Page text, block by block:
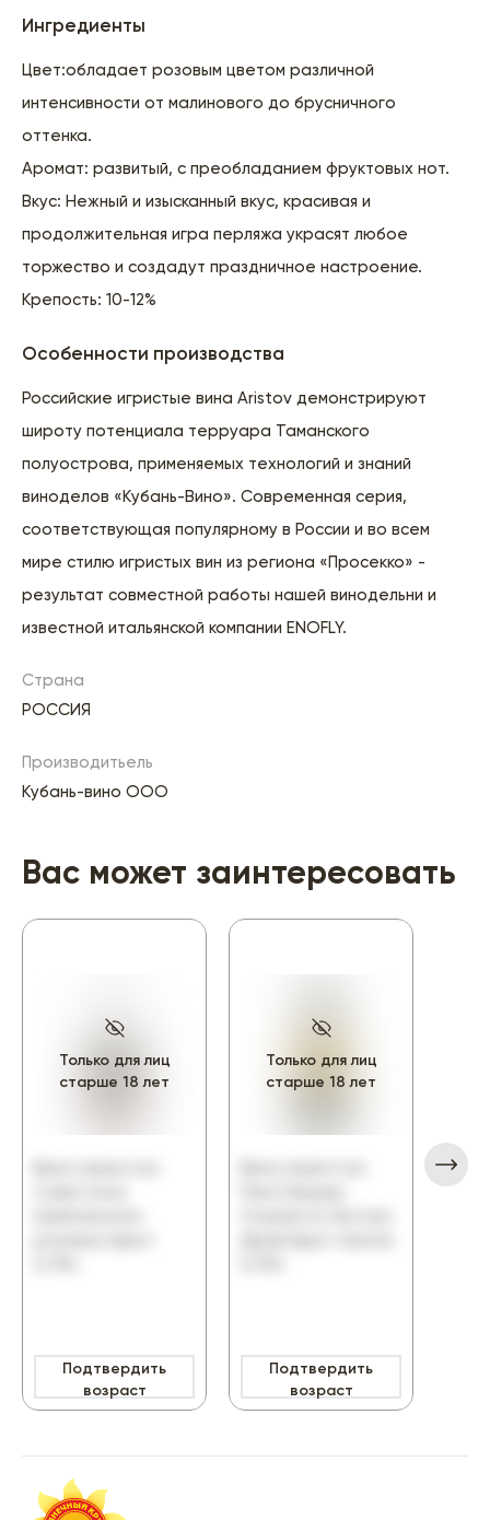
Ингредиенты
Цвет:обладает розовым цветом различной
интенсивности от малинового до брусничного
оттенка.
Аромат: развитый, с преобладанием фруктовых нот.
Вкус: Нежный и изысканный вкус, красивая и
продолжительная игра перляжа украсят любое
торжество и создадут праздничное настроение.
Крепость: 10-12%
Особенности производства
Российские игристые вина Aristov демонстрируют
широту потенциала терруара Таманского
полуострова, применяемых технологий и знаний
виноделов «Кубань-Вино». Современная серия,
соответствующая популярному в России и во всем
мире стилю игристых вин из региона «Просекко» -
результат совместной работы нашей винодельни и
известной итальянской компании ENOFLY.
Страна
РОССИЯ
Производитьель
Кубань-вино ООО
Вас может заинтересовать
Только для лиц
старше 18 лет
Подтвердить
возраст
Только для лиц
старше 18 лет
Подтвердить
возраст